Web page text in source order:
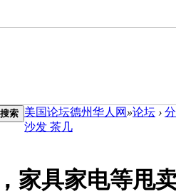
搜索 美国论坛德州华人网 »论坛 ›
沙发 茶几
家具家电等甩